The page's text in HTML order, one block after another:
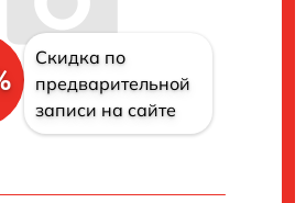
Скидка по
предварительной
записи на сайте